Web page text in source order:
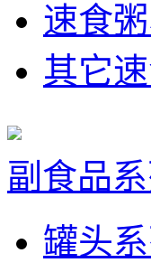
速食
其它
副食品系
罐头系